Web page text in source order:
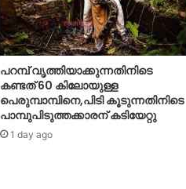
പറമ്പ് വൃത്തിയാക്കുന്നതിനിടെ
കണ്ടത് 60 കിലോയുള്ള
പെരുമ്പാമ്പിനെ,പിടി കൂടുന്നതിനിടെ
പാമ്പുപിടുത്തക്കാരന് കടിയേറ്റു
1 day ago